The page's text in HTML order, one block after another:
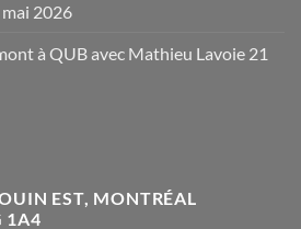
2026
à QUB avec Mathieu Lavoie 21
EST, MONTRÉAL
1A4